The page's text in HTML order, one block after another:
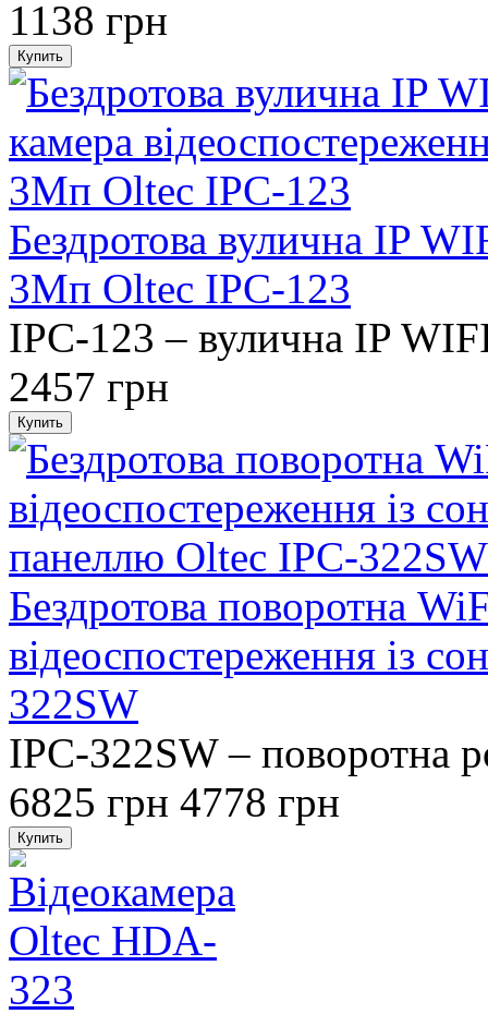
1138 грн
Бездротова вулична IP
3Мп Oltec IPC-123
IPC-123 – вулична IP
2457 грн
Бездротова поворотна
відеоспостереження із
322SW
IPC-322SW – поворотна
6825 грн 4778 грн